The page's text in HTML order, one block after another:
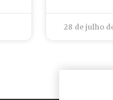
28 de julho